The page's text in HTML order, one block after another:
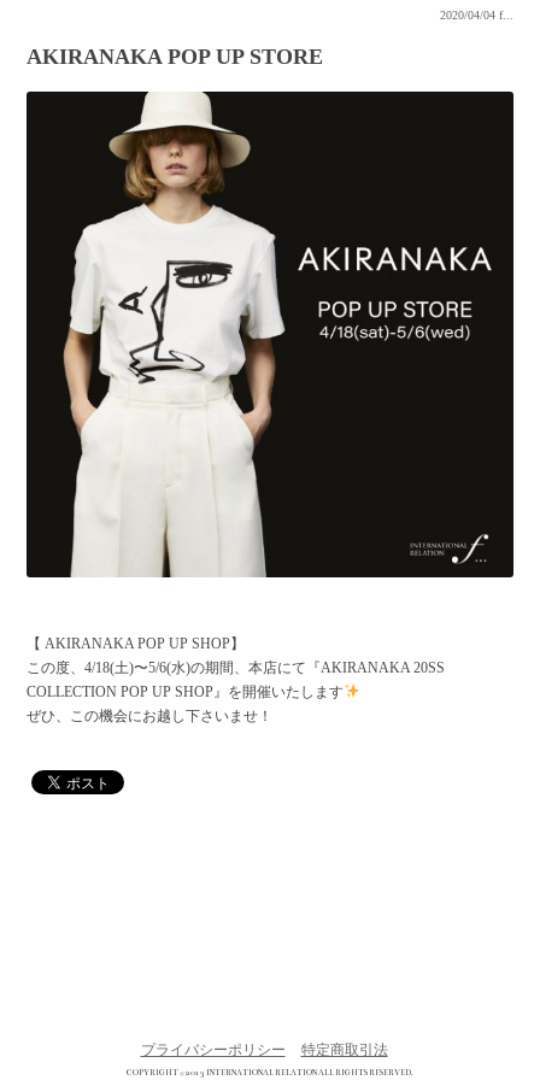
2020/04/04 f...
AKIRANAKA POP UP STORE
【 AKIRANAKA POP UP SHOP】
この度、4/18(土)〜5/6(水)の期間、本店にて『AKIRANAKA 20SS
COLLECTION POP UP SHOP』を開催いたします
ぜひ、この機会にお越し下さいませ！
プライバシーポリシー 特定商取引法
COPYRIGHT © 2013 INTERNATIONAL RELATION ALL RIGHTS RESERVED.